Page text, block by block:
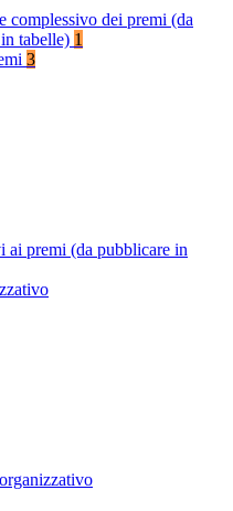
complessivo dei premi (da
tabelle) 1
3
ai premi (da pubblicare in